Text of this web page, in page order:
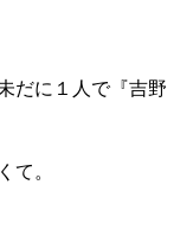
だに１人で『吉野
て。